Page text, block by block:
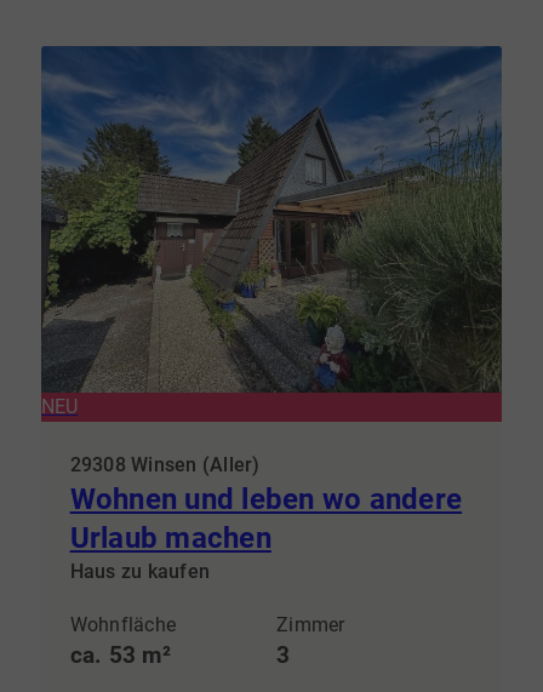
NEU
29308 Winsen (Aller)
Wohnen und leben wo andere
Urlaub machen
Haus zu kaufen
Wohnfläche
ca. 53 m²
Zimmer
3